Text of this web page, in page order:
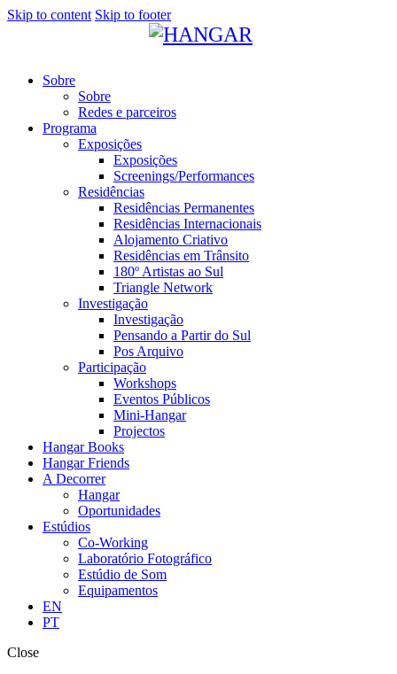
Skip to content Skip to footer
Sobre
Sobre
Redes e parceiros
Programa
Exposições
Exposições
Screenings/Performances
Residências
Residências Permanentes
Residências Internacionais
Alojamento Criativo
Residências em Trânsito
180º Artistas ao Sul
Triangle Network
Investigação
Investigação
Pensando a Partir do Sul
Pos Arquivo
Participação
Workshops
Eventos Públicos
Mini-Hangar
Projectos
Hangar Books
Hangar Friends
A Decorrer
Hangar
Oportunidades
Estúdios
Co-Working
Laboratório Fotográfico
Estúdio de Som
Equipamentos
EN
PT
Close